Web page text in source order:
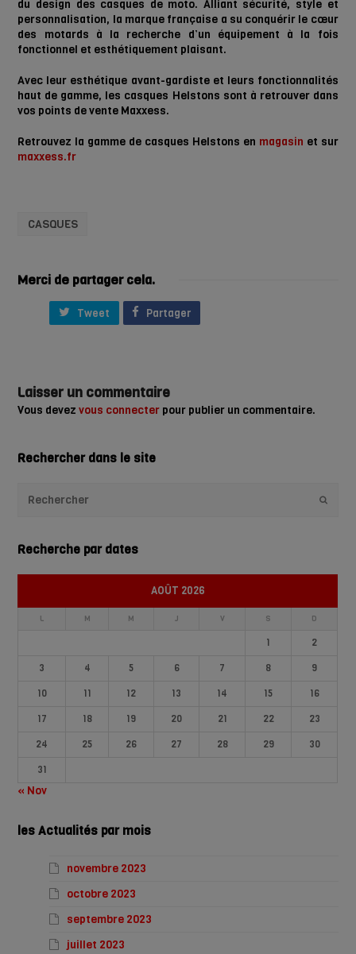
du design des casques de moto. Alliant sécurité, style et
personnalisation, la marque française a su conquérir le cœur
des motards à la recherche d’un équipement à la fois
fonctionnel et esthétiquement plaisant.
Avec leur esthétique avant-gardiste et leurs fonctionnalités
haut de gamme, les casques Helstons sont à retrouver dans
vos points de vente Maxxess.
Retrouvez la gamme de casques Helstons en magasin et sur
maxxess.fr
CASQUES
Merci de partager cela.
Tweet Partager
Laisser un commentaire
Vous devezvous connecter pour publier un commentaire.
Rechercher dans le site
Recherche par dates
AOÛT 2026
L M M J V S D
1
2
3
4 5 6 7 8
9
10
11 12 13 14 15
16
17
18 19 20 21 22
23
24
25 26 27 28 29
30
31
« Nov
les Actualités par mois
novembre 2023
octobre 2023
septembre 2023
juillet 2023